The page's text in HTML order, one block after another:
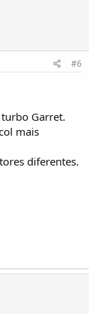
#6
Garret.
mais
diferentes.